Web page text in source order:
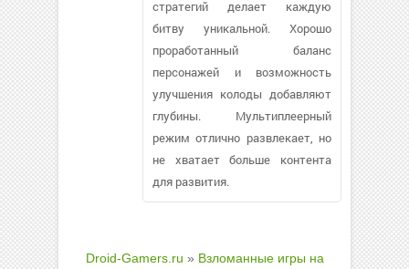
стратегий делает каждую
битву уникальной. Хорошо
проработанный баланс
персонажей и возможность
улучшения колоды добавляют
глубины. Мультиплеерный
режим отлично развлекает, но
не хватает больше контента
для развития.
Droid-Gamers.ru » Взломанные игры на